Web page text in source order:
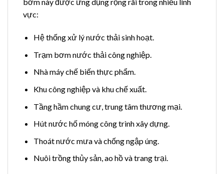
bơm này được ứng dụng rộng rãi trong nhiều lĩnh
vực:
Hệ thống xử lý nước thải sinh hoạt.
Trạm bơm nước thải công nghiệp.
Nhà máy chế biến thực phẩm.
Khu công nghiệp và khu chế xuất.
Tầng hầm chung cư, trung tâm thương mại.
Hút nước hố móng công trình xây dựng.
Thoát nước mưa và chống ngập úng.
Nuôi trồng thủy sản, ao hồ và trang trại.